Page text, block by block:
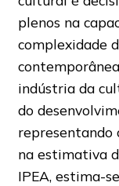
plenos na
complexidade
indústria da
do
representando
na estimativa
IPEA, estima-